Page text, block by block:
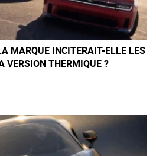
MARQUE INCITERAIT-ELLE LES
VERSION THERMIQUE ?